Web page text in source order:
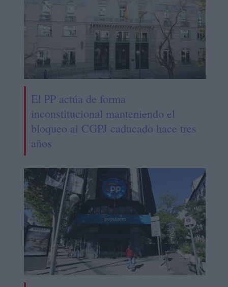
El PP actúa de forma
inconstitucional manteniendo el
bloqueo al CGPJ caducado hace tres
años